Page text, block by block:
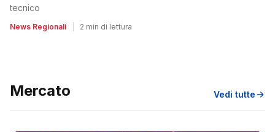
tecnico
News Regionali 2 min di lettura
Mercato Vedi tutte